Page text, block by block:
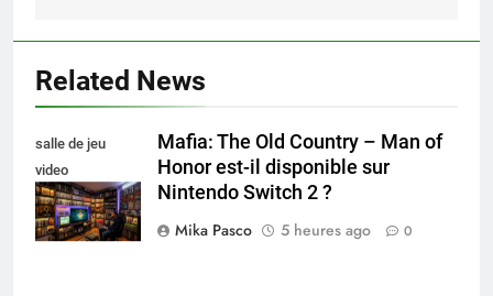
Related News
salle de jeu
video
collectionneur
Mafia: The Old Country – Man of
Honor est-il disponible sur
Nintendo Switch 2 ?
Mika Pasco
5 heures ago 0